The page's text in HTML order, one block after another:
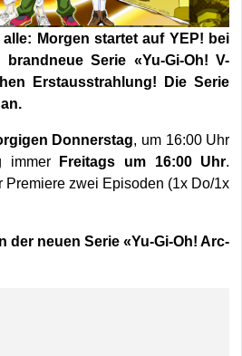
Morgen startet auf YEP! bei
Serie «Yu-Gi-Oh! V-
Erstausstrahlung! Die Serie
Donnerstag, um 16:00 Uhr
immer
Freitags um 16:00 Uhr.
Premiere zwei Episoden (1x Do/1x
der neuen Serie «Yu-Gi-Oh! Arc-